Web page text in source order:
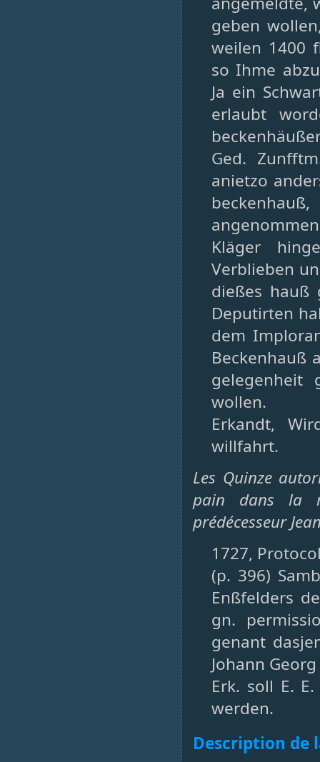
geben
weilen 1400
so Ihme
Ja ein
erlaubt
Ged.
anietzo
Kläger
Verblieben
dießes hauß
Deputirten
dem
Beckenhauß
gelegenheit
wollen.
Erkandt,
willfahrt.
Les Quinze
pain dans la
prédécesseur
1727,
(p. 396)
Enßfelders
gn.
genant
Johann
Erk. soll E.
werden.
Description de